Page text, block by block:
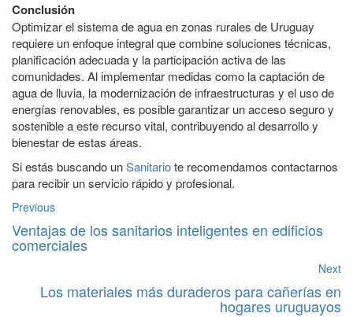
Conclusión
Optimizar el sistema de agua en zonas rurales de Uruguay
requiere un enfoque integral que combine soluciones técnicas,
planificación adecuada y la participación activa de las
comunidades. Al implementar medidas como la captación de
agua de lluvia, la modernización de infraestructuras y el uso de
energías renovables, es posible garantizar un acceso seguro y
sostenible a este recurso vital, contribuyendo al desarrollo y
bienestar de estas áreas.
Si estás buscando unSanitariote recomendamos contactarnos
para recibir un servicio rápido y profesional.
Previous
Ventajas de los sanitarios inteligentes en edificios
comerciales
Next
Los materiales más duraderos para cañerías en
hogares uruguayos